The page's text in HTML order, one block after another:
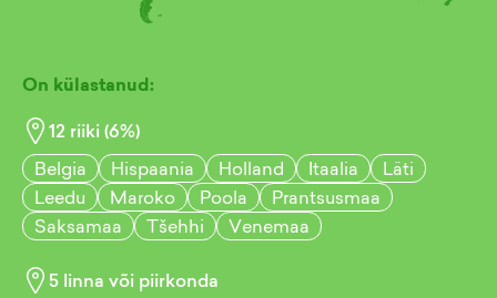
On külastanud:
12 riiki (6%)
Belgia
Hispaania Holland Itaalia
Läti
Leedu
Maroko Poola
Prantsusmaa
Saksamaa
Tšehhi Venemaa
5 linna või piirkonda